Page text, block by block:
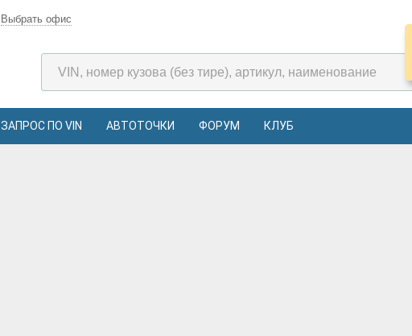
Выбрать офис
ЗАПРОС ПО VIN АВТОТОЧКИ ФОРУМ КЛУБ